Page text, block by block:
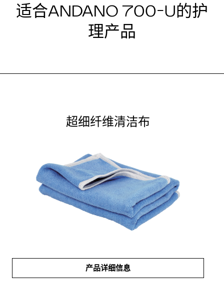
适合ANDANO 700-U的护
理产品
超细纤维清洁布
产品详细信息